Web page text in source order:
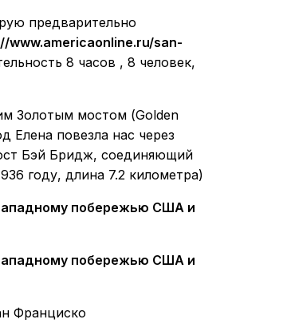
предварительно
www.americaonline.ru/san-
8 часов , 8 человек,
Золотым мостом (Golden
Елена повезла нас через
Бэй Бридж, соединяющий
году, длина 7.2 километра)
Франциско